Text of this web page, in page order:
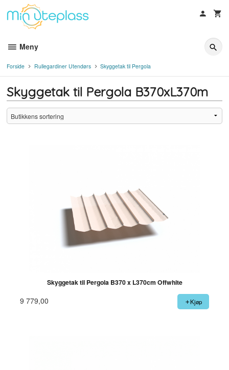
innholdet
Meny
Forside Rullegardiner Utendørs Skyggetak til Pergola
Skyggetak til Pergola B370xL370m
Skyggetak til Pergola B370 x L370cm Offwhite
9 779,00 Kjøp